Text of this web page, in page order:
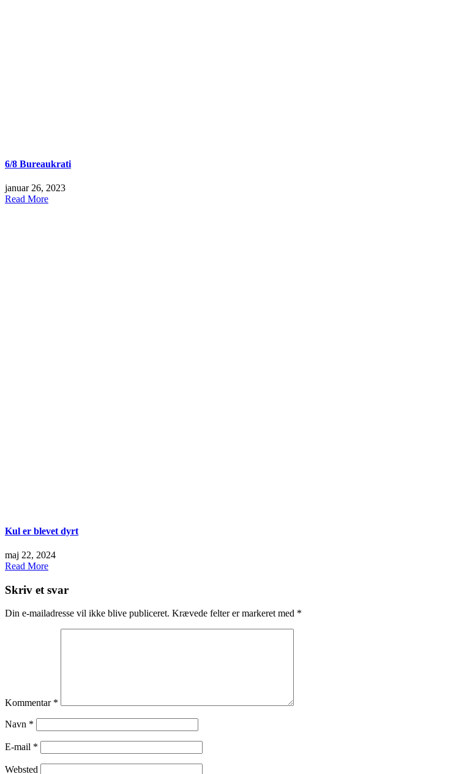
6/8 Bureaukrati
januar 26, 2023
Read More
Kul er blevet dyrt
maj 22, 2024
Read More
Skriv et svar
Din e-mailadresse vil ikke blive publiceret. Krævede felter er markeret med *
Kommentar *
Navn *
E-mail *
Websted